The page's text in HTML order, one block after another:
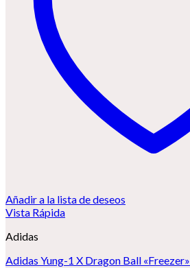
Añadir a la lista de deseos
Vista Rápida
Adidas
Adidas Yung-1 X Dragon Ball «Freezer»